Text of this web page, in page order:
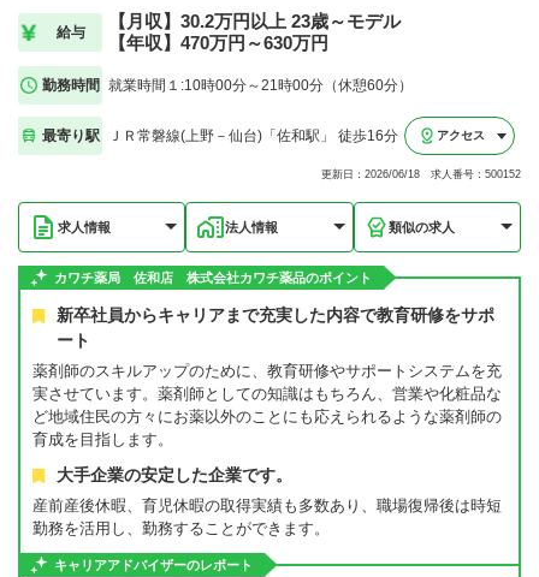
給与
【月収】30.2万円以上 23歳～モデル
【年収】470万円～630万円
勤務時間 就業時間１:10時00分～21時00分（休憩60分）
最寄り駅 ＪＲ常磐線(上野－仙台)「佐和駅」 徒歩16分 アクセス
更新日：2026/06/18 求人番号：500152
求人情報 法人情報 類似の求人
カワチ薬局 佐和店 株式会社カワチ薬品のポイント
新卒社員からキャリアまで充実した内容で教育研修をサポ
ート
薬剤師のスキルアップのために、教育研修やサポートシステムを充
実させています。薬剤師としての知識はもちろん、営業や化粧品な
ど地域住民の方々にお薬以外のことにも応えられるような薬剤師の
育成を目指します。
大手企業の安定した企業です。
産前産後休暇、育児休暇の取得実績も多数あり、職場復帰後は時短
勤務を活用し、勤務することができます。
キャリアアドバイザーのレポート